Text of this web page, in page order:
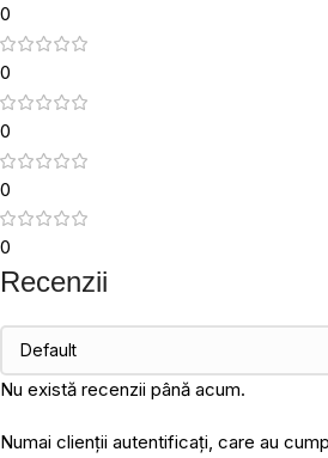
0
0
0
0
0
Recenzii
Nu există recenzii până acum.
Numai clienții autentificați, care au